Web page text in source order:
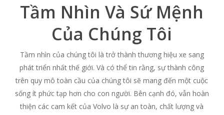
Tầm Nhìn Và Sứ Mệnh
Của Chúng Tôi
Tầm nhìn của chúng tôi là trở thành thương hiệu xe sang
phát triển nhất thế giới. Và có thể tin rằng, sự thành công
trên quy mô toàn cầu của chúng tôi sẽ mang đến một cuộc
sống ít phức tạp hơn cho con người. Bên cạnh đó, vẫn hoàn
thiện các cam kết của Volvo là sự an toàn, chất lượng và